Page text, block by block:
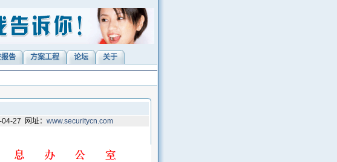
告 方案工程 论坛 关于
27 网址： www.securitycn.com